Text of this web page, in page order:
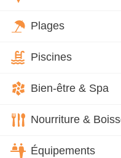
Plages
Piscines
Bien-être & Spa
Nourriture &
Équipements